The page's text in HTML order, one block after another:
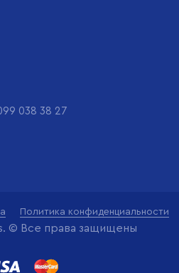
038 38 27
Политика конфиденциальности
© Все права защищены